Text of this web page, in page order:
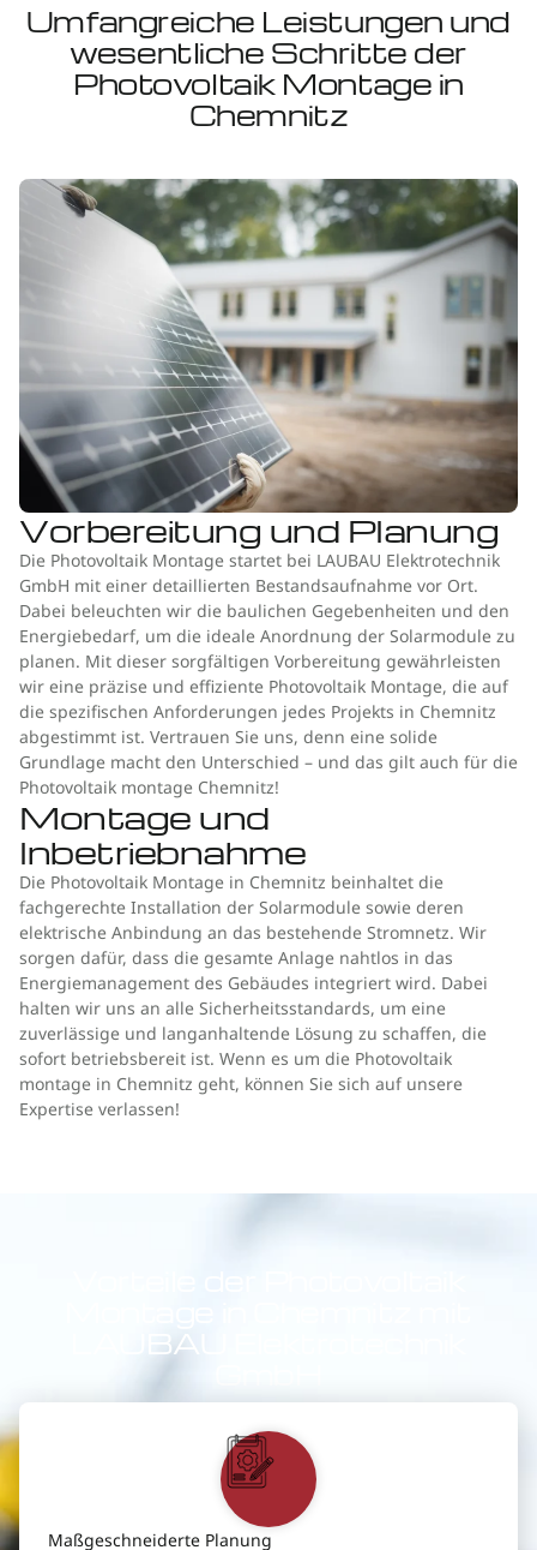
Umfangreiche Leistungen und
wesentliche Schritte der
Photovoltaik Montage in
Chemnitz
Vorbereitung und Planung
Die Photovoltaik Montage startet bei LAUBAU Elektrotechnik
GmbH mit einer detaillierten Bestandsaufnahme vor Ort.
Dabei beleuchten wir die baulichen Gegebenheiten und den
Energiebedarf, um die ideale Anordnung der Solarmodule zu
planen. Mit dieser sorgfältigen Vorbereitung gewährleisten
wir eine präzise und effiziente Photovoltaik Montage, die auf
die spezifischen Anforderungen jedes Projekts in Chemnitz
abgestimmt ist. Vertrauen Sie uns, denn eine solide
Grundlage macht den Unterschied – und das gilt auch für die
Photovoltaik montage Chemnitz!
Montage und
Inbetriebnahme
Die Photovoltaik Montage in Chemnitz beinhaltet die
fachgerechte Installation der Solarmodule sowie deren
elektrische Anbindung an das bestehende Stromnetz. Wir
sorgen dafür, dass die gesamte Anlage nahtlos in das
Energiemanagement des Gebäudes integriert wird. Dabei
halten wir uns an alle Sicherheitsstandards, um eine
zuverlässige und langanhaltende Lösung zu schaffen, die
sofort betriebsbereit ist. Wenn es um die Photovoltaik
montage in Chemnitz geht, können Sie sich auf unsere
Expertise verlassen!
LAUBAU Elektrotechnik
Maßgeschneiderte Planung